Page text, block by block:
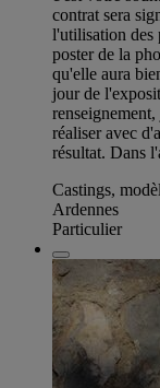
contrat sera
l'utilisation des
poster de la
qu'elle aura
jour de
réaliser avec
résultat. Dans
Castings,
Ardennes
Particulier